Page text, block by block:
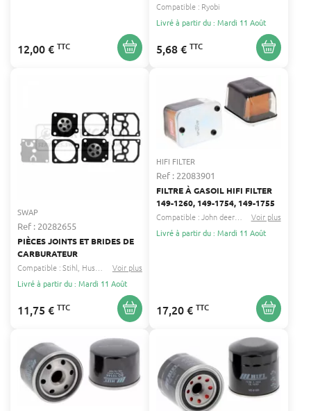
12,00 € TTC
Compatible : Ryobi
Livré à partir du : Mardi 11 Août
5,68 € TTC
SWAP
Ref : 20282655
PIÈCES JOINTS ET BRIDES DE
CARBURATEUR
Compatible :Stihl Husqvarna ...
Voir plus
Livré à partir du : Mardi 11 Août
11,75 € TTC
HIFI FILTER
Ref : 22083901
FILTRE À GASOIL HIFI FILTER
149-1260, 149-1754, 149-1755
Compatible :
John deere Goldoni...
Voir plus
Livré à partir du : Mardi 11 Août
17,20 € TTC